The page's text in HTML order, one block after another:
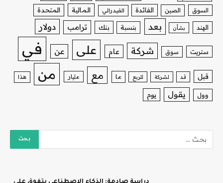
السوق الصين الفائدة الفيدرالي المالية المتحدة
الهند بشأن بعد بنسبة بنك ترامب دولار
ستريت سوق شركة عام على عن في
قبل قد لشركة للربع ما مع مليار من هذا
وول يقول يوم